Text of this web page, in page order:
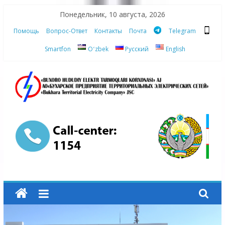
content
Понедельник, 10 августа, 2026
Помощь Вопрос-Ответ Контакты Почта Telegram
Smartfon Oʻzbek Русский English
АО
"Бухарское
Предприятие
Территориальных